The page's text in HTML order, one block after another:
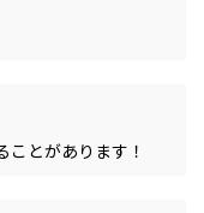
とがあります！